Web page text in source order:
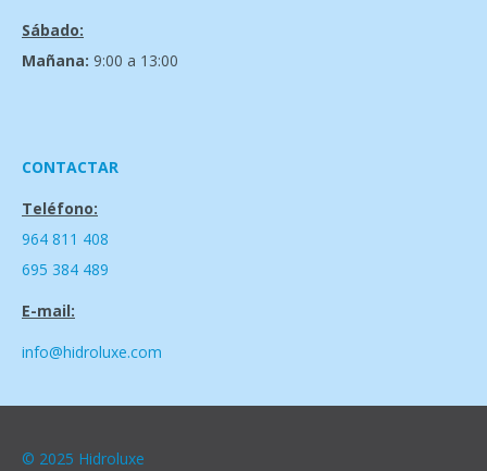
Sábado:
Mañana: 9:00 a 13:00
CONTACTAR
Teléfono:
964 811 408
695 384 489
E-mail:
info@hidroluxe.com
© 2025 Hidroluxe